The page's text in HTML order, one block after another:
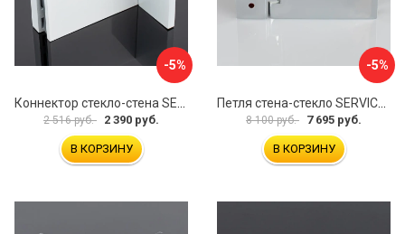
-5%
Коннектор стекло-стена SERVICE PLUS K02-203WM/sus304
2 516 руб. 2 390 руб.
В КОРЗИНУ
-5%
Петля стена-стекло SERVICE PLUS P03-101CR/brass
8 100 руб. 7 695 руб.
В КОРЗИНУ